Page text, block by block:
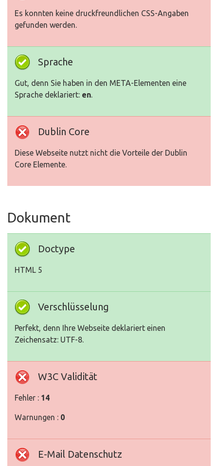
Es konnten keine druckfreundlichen CSS-Angaben
gefunden werden.
Sprache
Gut, denn Sie haben in den META-Elementen eine
Sprache deklariert: en.
Dublin Core
Diese Webseite nutzt nicht die Vorteile der Dublin
Core Elemente.
Dokument
Doctype
HTML 5
Verschlüsselung
Perfekt, denn Ihre Webseite deklariert einen
Zeichensatz: UTF-8.
W3C Validität
Fehler : 14
Warnungen : 0
E-Mail Datenschutz